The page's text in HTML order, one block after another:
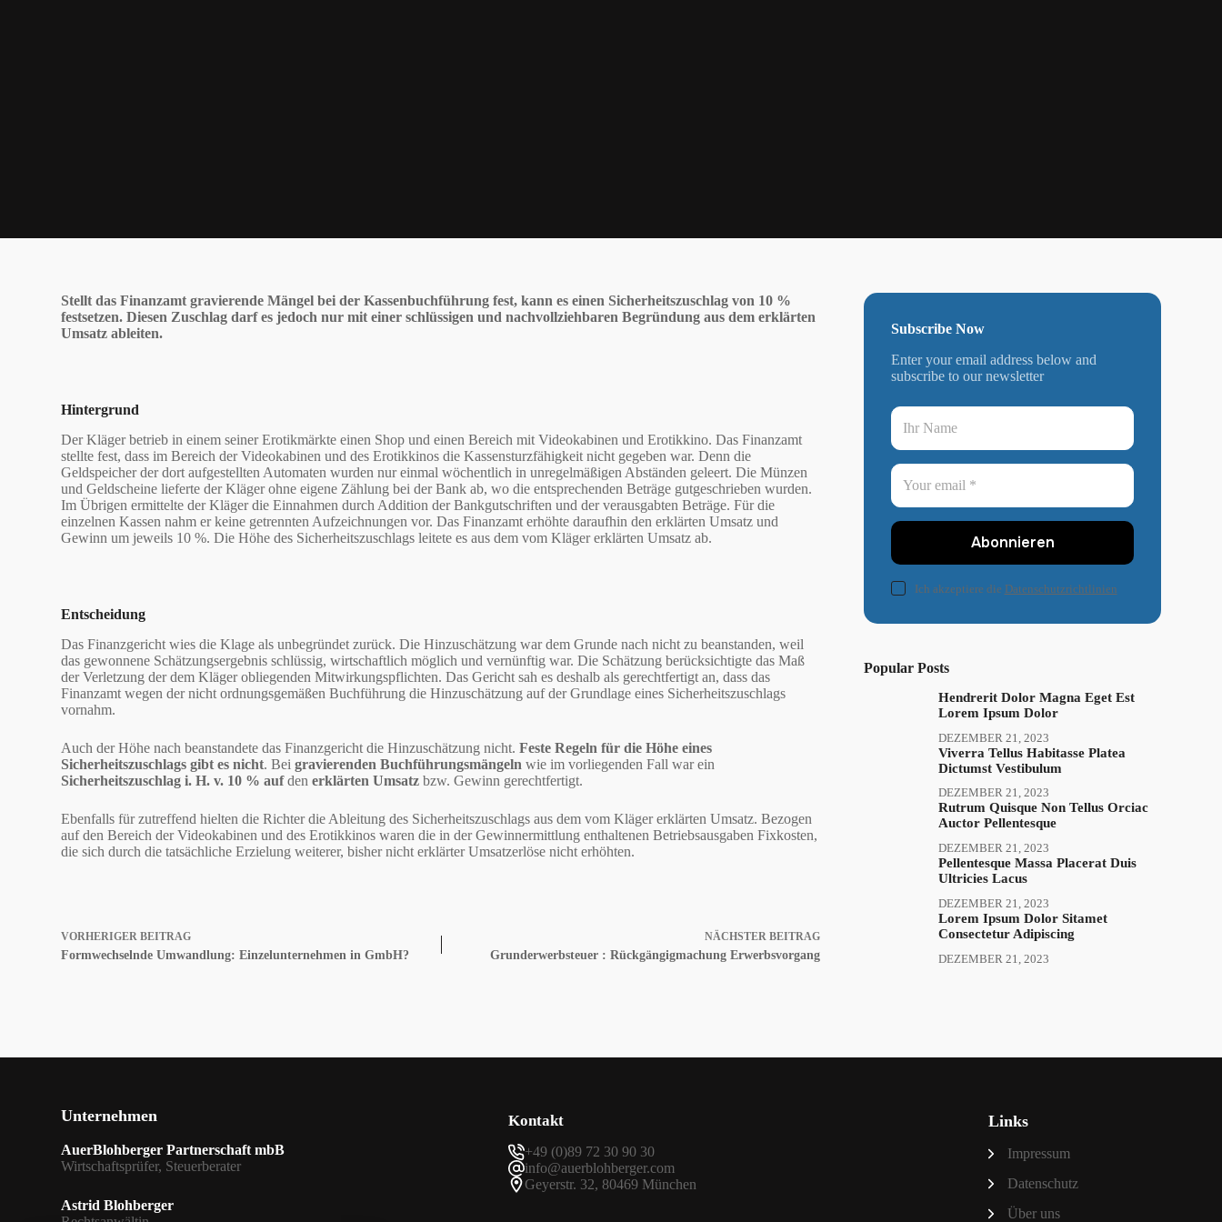
Stellt das Finanzamt gravierende Mängel bei der Kassenbuchführung fest, kann es einen Sicherheitszuschlag von 10 %
festsetzen. Diesen Zuschlag darf es jedoch nur mit einer schlüssigen und nachvollziehbaren Begründung aus dem erklärten
Umsatz ableiten.
Hintergrund
Der Kläger betrieb in einem seiner Erotikmärkte einen Shop und einen Bereich mit Videokabinen und Erotikkino. Das Finanzamt
stellte fest, dass im Bereich der Videokabinen und des Erotikkinos die Kassensturzfähigkeit nicht gegeben war. Denn die
Geldspeicher der dort aufgestellten Automaten wurden nur einmal wöchentlich in unregelmäßigen Abständen geleert. Die Münzen
und Geldscheine lieferte der Kläger ohne eigene Zählung bei der Bank ab, wo die entsprechenden Beträge gutgeschrieben wurden.
Im Übrigen ermittelte der Kläger die Einnahmen durch Addition der Bankgutschriften und der verausgabten Beträge. Für die
einzelnen Kassen nahm er keine getrennten Aufzeichnungen vor. Das Finanzamt erhöhte daraufhin den erklärten Umsatz und
Gewinn um jeweils 10 %. Die Höhe des Sicherheitszuschlags leitete es aus dem vom Kläger erklärten Umsatz ab.
Entscheidung
Das Finanzgericht wies die Klage als unbegründet zurück. Die Hinzuschätzung war dem Grunde nach nicht zu beanstanden, weil
das gewonnene Schätzungsergebnis schlüssig, wirtschaftlich möglich und vernünftig war. Die Schätzung berücksichtigte das Maß
der Verletzung der dem Kläger obliegenden Mitwirkungspflichten. Das Gericht sah es deshalb als gerechtfertigt an, dass das
Finanzamt wegen der nicht ordnungsgemäßen Buchführung die Hinzuschätzung auf der Grundlage eines Sicherheitszuschlags
vornahm.
Auch der Höhe nach beanstandete das Finanzgericht die Hinzuschätzung nicht.Feste Regeln für die Höhe eines
Sicherheitszuschlags gibt es nicht. Beigravierenden Buchführungsmängeln wie im vorliegenden Fall war ein
Sicherheitszuschlag i. H. v. 10 % aufdenerklärten Umsatz bzw. Gewinn gerechtfertigt.
Ebenfalls für zutreffend hielten die Richter die Ableitung des Sicherheitszuschlags aus dem vom Kläger erklärten Umsatz. Bezogen
auf den Bereich der Videokabinen und des Erotikkinos waren die in der Gewinnermittlung enthaltenen Betriebsausgaben Fixkosten,
die sich durch die tatsächliche Erzielung weiterer, bisher nicht erklärter Umsatzerlöse nicht erhöhten.
VORHERIGERBEITRAG
Formwechselnde Umwandlung: Einzelunternehmen in GmbH?
NÄCHSTER BEITRAG
Grunderwerbsteuer : Rückgängigmachung Erwerbsvorgang
Subscribe Now
Enter your email address below and
subscribe to our newsletter
Abonnieren
Ich akzeptiere die Datenschutzrichtlinien
Popular Posts
Hendrerit Dolor Magna Eget Est
Lorem Ipsum Dolor
DEZEMBER 21, 2023
Viverra Tellus Habitasse Platea
Dictumst Vestibulum
DEZEMBER 21, 2023
Rutrum Quisque Non Tellus Orciac
Auctor Pellentesque
DEZEMBER 21, 2023
Pellentesque Massa Placerat Duis
Ultricies Lacus
DEZEMBER 21, 2023
Lorem Ipsum Dolor Sitamet
Consectetur Adipiscing
DEZEMBER 21, 2023
Unternehmen
AuerBlohberger Partnerschaft mbB
Wirtschaftsprüfer, Steuerberater
Astrid Blohberger
Kontakt
+49 (0)89 72 30 90 30
info@auerblohberger.com
Geyerstr. 32, 80469 München
Links
Impressum
Datenschutz
Über uns